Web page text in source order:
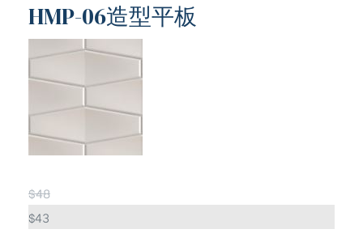
HMP-06造型平板
$48
$43
含日本